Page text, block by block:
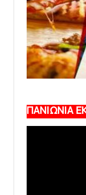
ΠΑΝΙΩΝΙΑ